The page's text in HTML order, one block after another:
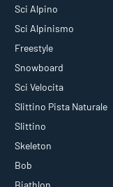
Sci Alpino
Sci Alpinismo
Freestyle
Snowboard
Sci Velocita
Slittino Pista Naturale
Slittino
Skeleton
Bob